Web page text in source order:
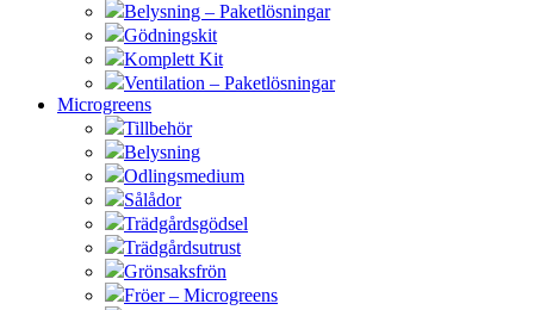
Belysning – Paketlösningar
Gödningskit
Komplett Kit
Ventilation – Paketlösningar
Microgreens
Tillbehör
Belysning
Odlingsmedium
Sålådor
Trädgårdsgödsel
Trädgårdsutrust
Grönsaksfrön
Fröer – Microgreens